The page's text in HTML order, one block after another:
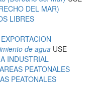
DEL MAR)
LIBRES
de agua USE
INDUSTRIAL
AREAS PEATONALES
PEATONALES